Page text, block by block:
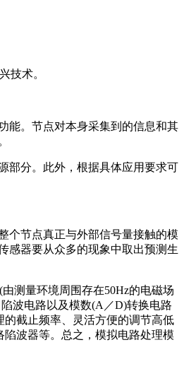
技术。
能。节点对本身采集到的信息和其
部分。此外，根据具体应用要求可
个节点真正与外部信号量接触的模
感器要从众多的现象中取出预测生
测量环境周围存在50Hz的电磁场
波电路以及模数(A／D)转换电路
截止频率、灵活方便的调节高低
波器等。总之，模拟电路处理模